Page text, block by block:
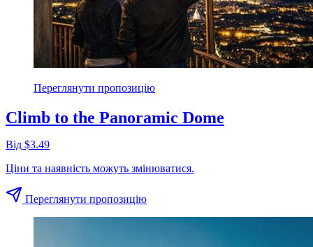
Переглянути пропозицію
Climb to the Panoramic Dome
Від $3.49
Ціни та наявність можуть змінюватися.
Переглянути пропозицію